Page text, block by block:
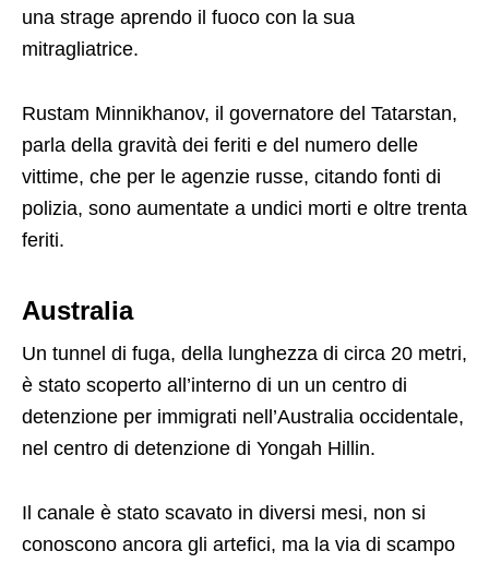
una strage aprendo il fuoco con la sua
mitragliatrice.
Rustam Minnikhanov, il governatore del Tatarstan,
parla della gravità dei feriti e del numero delle
vittime, che per le agenzie russe, citando fonti di
polizia, sono aumentate a undici morti e oltre trenta
feriti.
Australia
Un tunnel di fuga, della lunghezza di circa 20 metri,
è stato scoperto all’interno di un un centro di
detenzione per immigrati nell’Australia occidentale,
nel centro di detenzione di Yongah Hillin.
Il canale è stato scavato in diversi mesi, non si
conoscono ancora gli artefici, ma la via di scampo